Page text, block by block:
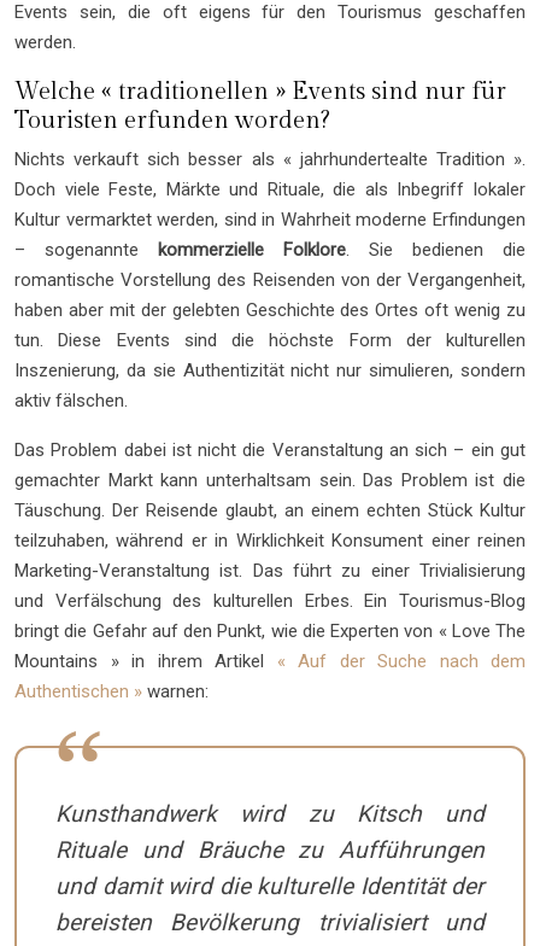
Events sein, die oft eigens für den Tourismus geschaffen
werden.
Welche « traditionellen » Events sind nur für
Touristen erfunden worden?
Nichts verkauft sich besser als « jahrhundertealte Tradition ».
Doch viele Feste, Märkte und Rituale, die als Inbegriff lokaler
Kultur vermarktet werden, sind in Wahrheit moderne Erfindungen
– sogenannte kommerzielle Folklore. Sie bedienen die
romantische Vorstellung des Reisenden von der Vergangenheit,
haben aber mit der gelebten Geschichte des Ortes oft wenig zu
tun. Diese Events sind die höchste Form der kulturellen
Inszenierung, da sie Authentizität nicht nur simulieren, sondern
aktiv fälschen.
Das Problem dabei ist nicht die Veranstaltung an sich – ein gut
gemachter Markt kann unterhaltsam sein. Das Problem ist die
Täuschung. Der Reisende glaubt, an einem echten Stück Kultur
teilzuhaben, während er in Wirklichkeit Konsument einer reinen
Marketing-Veranstaltung ist. Das führt zu einer Trivialisierung
und Verfälschung des kulturellen Erbes. Ein Tourismus-Blog
bringt die Gefahr auf den Punkt, wie die Experten von « Love The
Mountains » in ihrem Artikel « Auf der Suche nach dem
Authentischen » warnen:
Kunsthandwerk wird zu Kitsch und
Rituale und Bräuche zu Aufführungen
und damit wird die kulturelle Identität der
bereisten Bevölkerung trivialisiert und